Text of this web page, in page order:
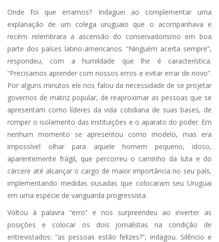
Onde foi que erramos? Indaguei ao complementar uma
explanação de um colega uruguaio que o acompanhava e
recém relembrara a ascensão do conservadorismo em boa
parte dos países latino-americanos. “Ninguém acerta sempre”,
respondeu, com a humildade que lhe é característica.
“Precisamos aprender com nossos erros e evitar errar de novo”.
Por alguns minutos ele nos falou da necessidade de se projetar
governos de matriz popular, de reaproximar as pessoas que se
apresentam como líderes da vida cotidiana de suas bases, de
romper o isolamento das instituições e o aparato do poder. Em
nenhum momento se apresentou como modelo, mas era
impossível olhar para aquele homem pequeno, idoso,
aparentemente frágil, que percorreu o caminho da luta e do
cárcere até alcançar o cargo de maior importância no seu país,
implementando medidas ousadas que colocaram seu Uruguai
em uma espécie de vanguarda progressista.
Voltou à palavra “erro” e nos surpreendeu ao inverter as
posições e colocar os dois jornalistas na condição de
entrevistados: “as pessoas estão felizes?”, indagou. Silêncio e